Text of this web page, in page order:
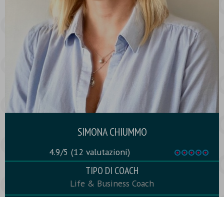
SIMONA CHIUMMO
4.9/5 (12 valutazioni)
TIPO DI COACH
Life & Business Coach